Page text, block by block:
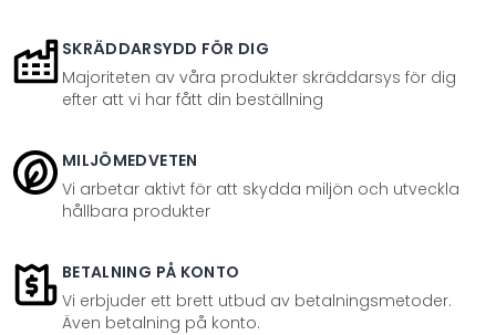
SKRÄDDARSYDD FÖR DIG
Majoriteten av våra produkter skräddarsys för dig
efter att vi har fått din beställning
MILJÖMEDVETEN
Vi arbetar aktivt för att skydda miljön och utveckla
hållbara produkter
BETALNING PÅ KONTO
Vi erbjuder ett brett utbud av betalningsmetoder.
Även betalning på konto.